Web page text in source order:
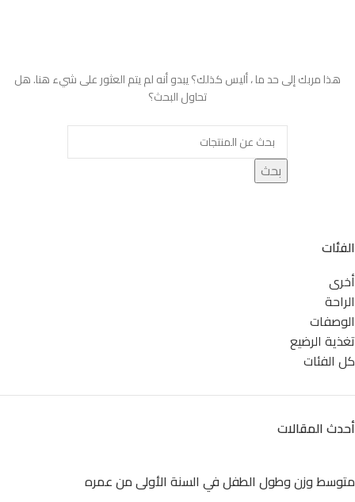
هذا مربك إلى حد ما ، أليس كذلك؟ يبدو أنه لم يتم العثور على شيء هنا. هل
تحاول البحث؟
بحث
الفئات
أخرى
الراحة
الوصفات
تغذية الرضيع
كل الفئات
أحدث المقالات
متوسط وزن وطول الطفل في السنة الأولى من عمره